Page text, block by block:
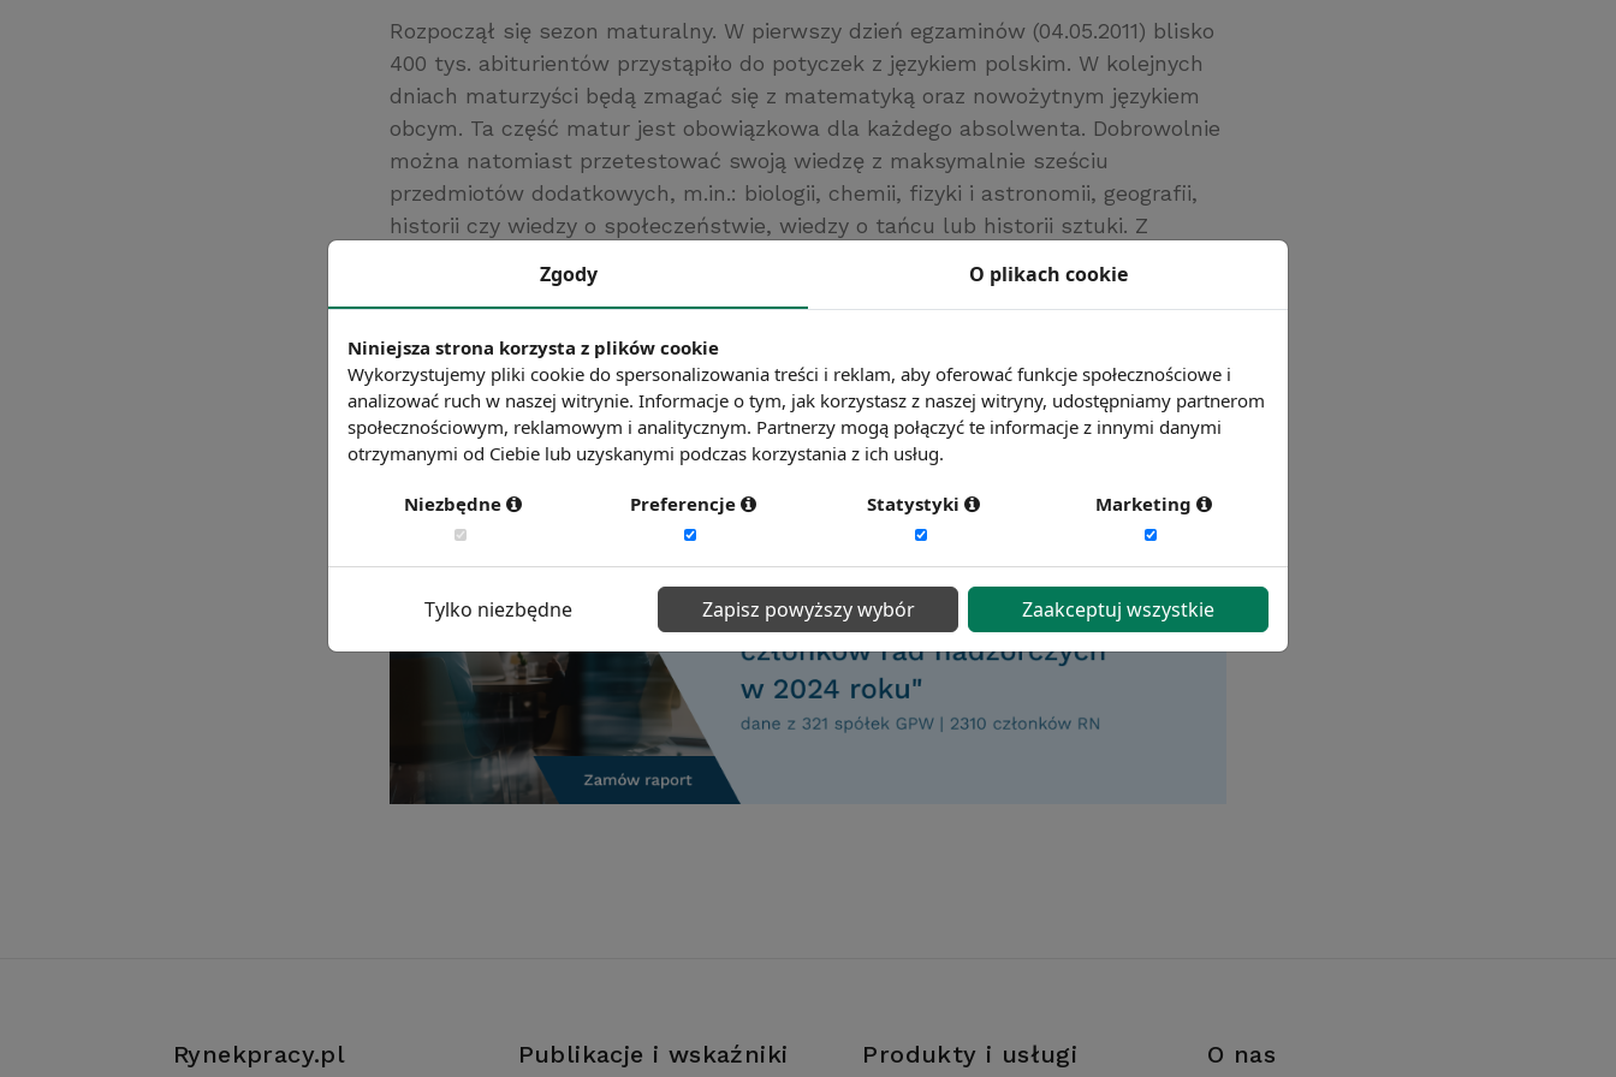
Rozpoczął się sezon maturalny. W pierwszy dzień egzaminów (04.05.2011) blisko
400 tys. abiturientów przystąpiło do potyczek z językiem polskim. W kolejnych
dniach maturzyści będą zmagać się z matematyką oraz nowożytnym językiem
obcym. Ta część matur jest obowiązkowa dla każdego absolwenta. Dobrowolnie
można natomiast przetestować swoją wiedzę z maksymalnie sześciu
przedmiotów dodatkowych, m.in.: biologii, chemii, fizyki i astronomii, geografii,
historii czy wiedzy o społeczeństwie, wiedzy o tańcu lub historii sztuki. Z
językiem obcym jest angielski – zdaje go aż 80% przystępujących do matury.
przedmiotów zdaje po około 20% maturzystów.
Źródło: gazetaprawna.pl
Chcesz wiedzieć więcej? Zobacz więcej wiadomości
Rynekpracy.pl Publikacje i wskaźniki Produkty i usługi O nas
Zgody O plikach cookie
Niniejsza strona korzysta z plików cookie
Wykorzystujemy pliki cookie do spersonalizowania treści i reklam, aby oferować funkcje społecznościowe i
analizować ruch w naszej witrynie. Informacje o tym, jak korzystasz z naszej witryny, udostępniamy partnerom
społecznościowym, reklamowym i analitycznym. Partnerzy mogą połączyć te informacje z innymi danymi
otrzymanymi od Ciebie lub uzyskanymi podczas korzystania z ich usług.
Niezbędne Preferencje Statystyki Marketing
Tylko niezbędne Zapisz powyższy wybór Zaakceptuj wszystkie